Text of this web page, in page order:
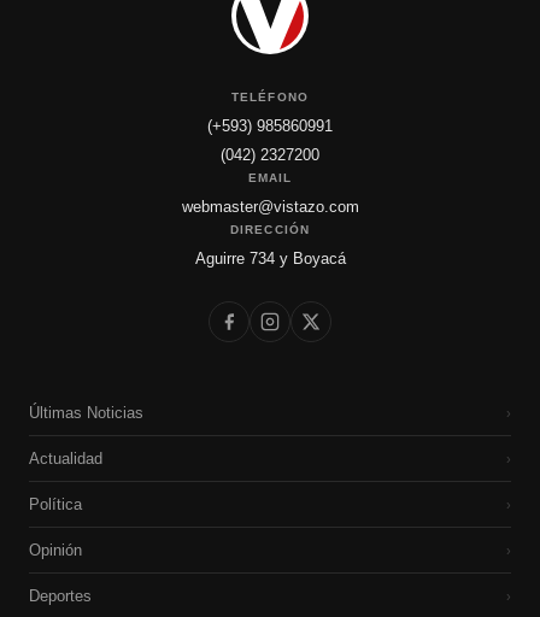
TELÉFONO
(+593) 985860991
(042) 2327200
EMAIL
webmaster@vistazo.com
DIRECCIÓN
Aguirre 734 y Boyacá
Últimas Noticias ›
Actualidad ›
Política ›
Opinión ›
Deportes ›